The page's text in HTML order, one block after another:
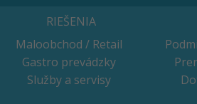
RIEŠENIA
Maloobchod / Retail
Gastro prevádzky
Služby a servisy